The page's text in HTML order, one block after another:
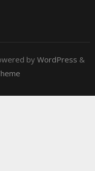
by WordPress &